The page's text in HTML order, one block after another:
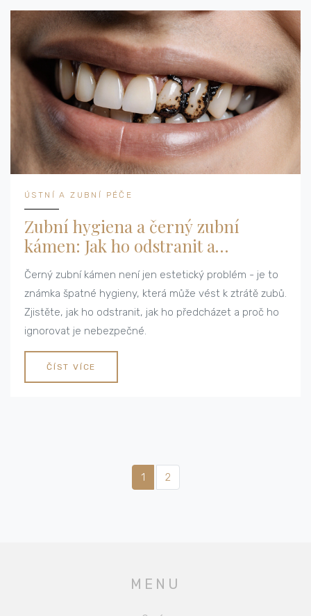
ÚSTNÍ A ZUBNÍ PÉČE
Zubní hygiena a černý zubní
kámen: Jak ho odstranit a
předcházet jeho vzniku
Černý zubní kámen není jen estetický problém - je to
známka špatné hygieny, která může vést k ztrátě zubů.
Zjistěte, jak ho odstranit, jak ho předcházet a proč ho
ignorovat je nebezpečné.
ČÍST VÍCE
1 2
MENU